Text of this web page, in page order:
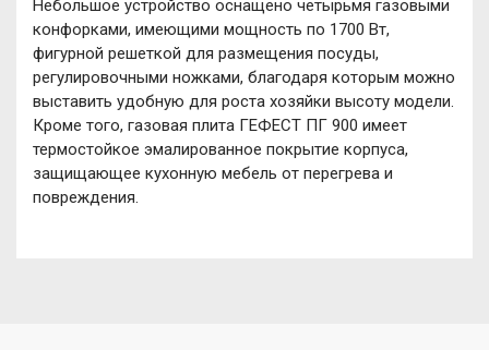
Небольшое устройство оснащено четырьмя газовыми
конфорками, имеющими мощность по 1700 Вт,
фигурной решеткой для размещения посуды,
регулировочными ножками, благодаря которым можно
выставить удобную для роста хозяйки высоту модели.
Кроме того, газовая плита ГЕФЕСТ ПГ 900 имеет
термостойкое эмалированное покрытие корпуса,
защищающее кухонную мебель от перегрева и
повреждения.